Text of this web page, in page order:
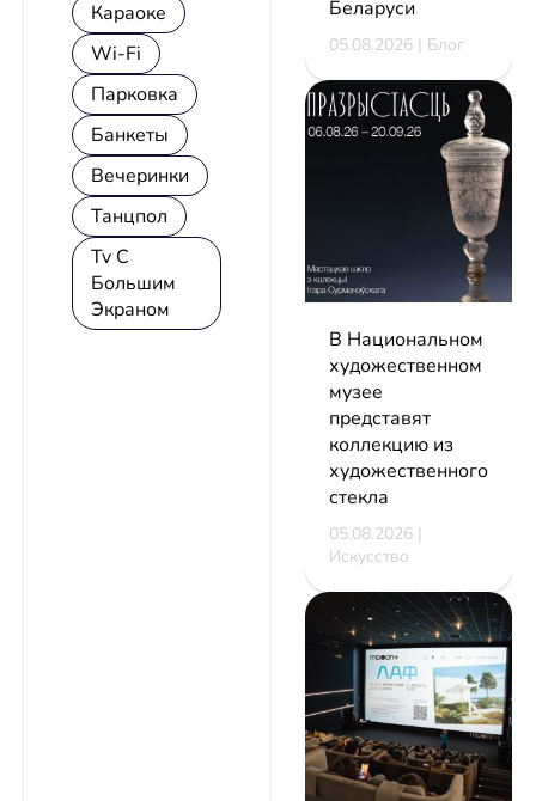
Караоке
Wi-Fi
Парковка
Банкеты
Вечеринки
Танцпол
Tv С
Большим
Экраном
Беларуси
05.08.2026 | Блог
В Национальном
художественном
музее
представят
коллекцию из
художественного
стекла
05.08.2026 |
Искусство